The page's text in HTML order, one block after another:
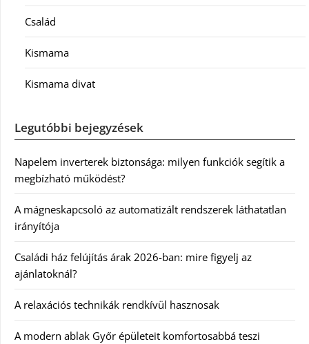
Család
Kismama
Kismama divat
Legutóbbi bejegyzések
Napelem inverterek biztonsága: milyen funkciók segítik a
megbízható működést?
A mágneskapcsoló az automatizált rendszerek láthatatlan
irányítója
Családi ház felújítás árak 2026-ban: mire figyelj az
ajánlatoknál?
A relaxációs technikák rendkívül hasznosak
A modern ablak Győr épületeit komfortosabbá teszi